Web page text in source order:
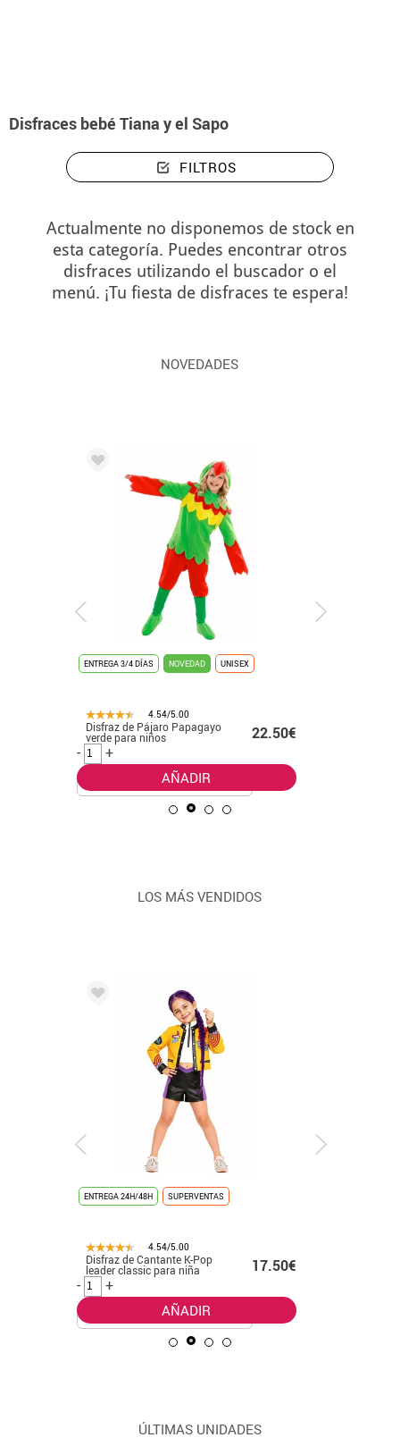
Disfraces bebé Tiana y el Sapo
FILTROS
Actualmente no disponemos de stock en
esta categoría. Puedes encontrar otros
disfraces utilizando el buscador o el
menú. ¡Tu fiesta de disfraces te espera!
NOVEDADES
ENTREGA 3/4 DÍAS NOVEDAD UNISEX
4.54/5.00
Disfraz de Pájaro Papagayo
verde para niños
22.50€
-
+
AÑADIR
LOS MÁS VENDIDOS
ENTREGA 24H/48H SUPERVENTAS
4.54/5.00
Disfraz de Cantante K-Pop
leader classic para niña
17.50€
-
+
AÑADIR
ÚLTIMAS UNIDADES